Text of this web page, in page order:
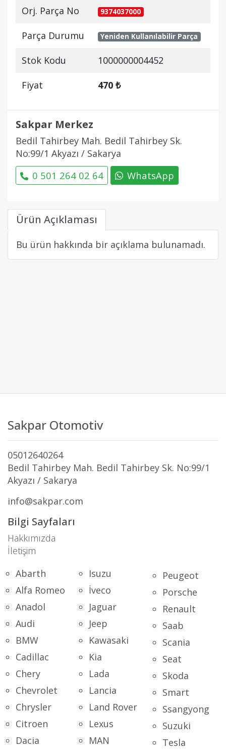
Orj. Parça No 9374037000
Parça Durumu Yeniden Kullanılabilir Parça
Stok Kodu 1000000004452
Fiyat 470 ₺
Sakpar Merkez
Bedil Tahirbey Mah. Bedil Tahirbey Sk.
No:99/1 Akyazı / Sakarya
0 501 264 02 64 WhatsApp
Ürün Açıklaması
Bu ürün hakkında bir açıklama bulunamadı.
Sakpar Otomotiv
05012640264
Bedil Tahirbey Mah. Bedil Tahirbey Sk. No:99/1
Akyazı / Sakarya
info@sakpar.com
Bilgi Sayfaları
Hakkımızda
İletişim
Abarth
Alfa Romeo
Anadol
Audi
BMW
Cadillac
Chery
Chevrolet
Chrysler
Citroen
Dacia
Isuzu
İveco
Jaguar
Jeep
Kawasaki
Kia
Lada
Lancia
Land Rover
Lexus
MAN
Peugeot
Porsche
Renault
Saab
Scania
Seat
Skoda
Smart
Ssangyong
Suzuki
Tesla